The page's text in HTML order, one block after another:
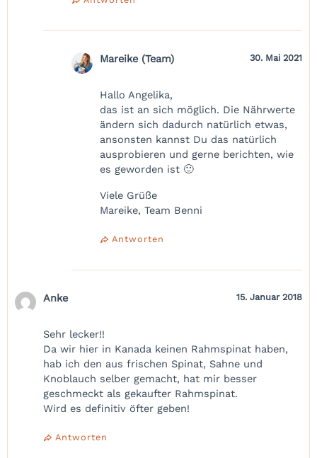
Mareike (Team) 30. Mai 2021
Hallo Angelika,
das ist an sich möglich. Die Nährwerte
ändern sich dadurch natürlich etwas,
ansonsten kannst Du das natürlich
ausprobieren und gerne berichten, wie
es geworden ist 🙂
Viele Grüße
Mareike, Team Benni
Antworten
Anke 15. Januar 2018
Sehr lecker!!
Da wir hier in Kanada keinen Rahmspinat haben,
hab ich den aus frischen Spinat, Sahne und
Knoblauch selber gemacht, hat mir besser
geschmeckt als gekaufter Rahmspinat.
Wird es definitiv öfter geben!
Antworten